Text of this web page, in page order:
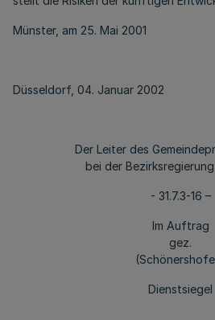
Münster, am 25. Mai 2001
Düsseldorf, 04. Januar 2002
Der Leiter des
bei der
- 31.7.3-16 –
Im Auftrag
gez.
Dienstsiegel